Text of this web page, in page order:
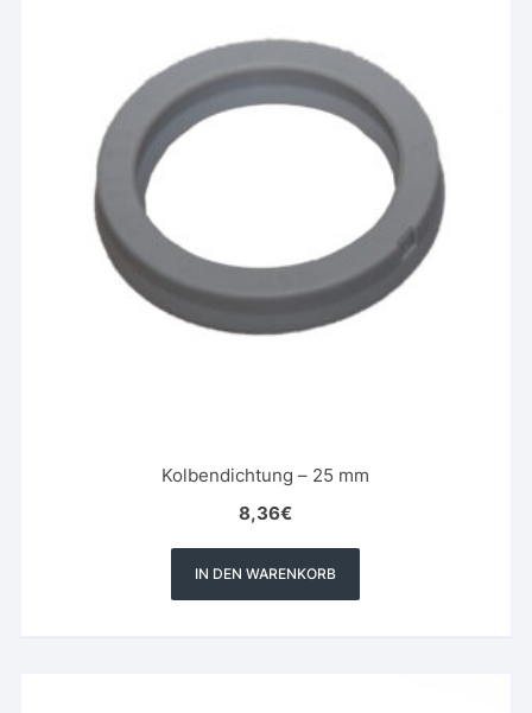
Kolbendichtung – 25 mm
8,36€
IN DEN WARENKORB